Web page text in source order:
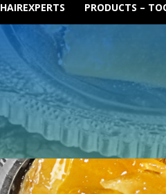
HAIREXPERTS PRODUCTS –